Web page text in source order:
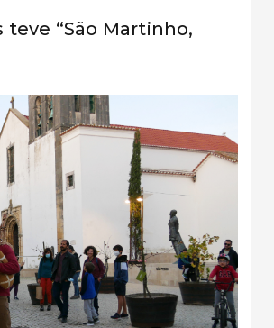
“São Martinho,